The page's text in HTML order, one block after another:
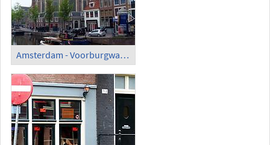
Amsterdam - Voorburgwal and Oude Kerk